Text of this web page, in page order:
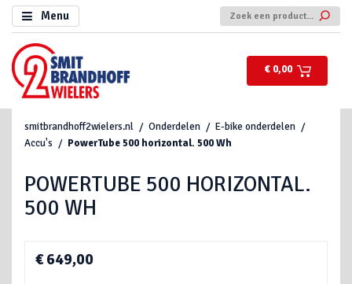
Menu
€ 0,00
smitbrandhoff2wielers.nl Onderdelen
E-bike onderdelen
Accu's
PowerTube 500 horizontal. 500 Wh
POWERTUBE 500 HORIZONTAL.
500 WH
€ 649,00